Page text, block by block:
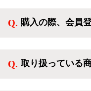
購入の際、会員
方、登録しなくて
取り扱っている